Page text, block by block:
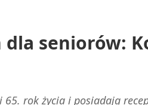
dla seniorów:
rok życia i posiadają